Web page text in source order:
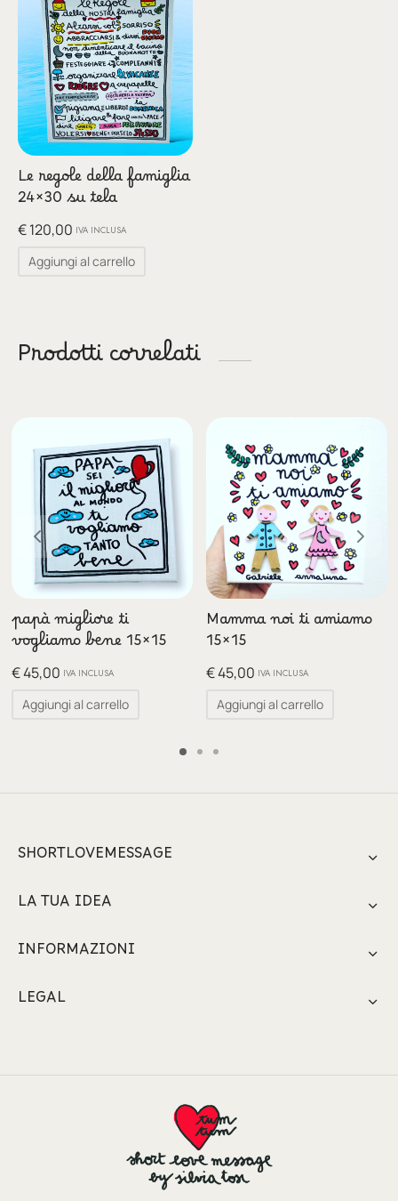
Le regole della famiglia
24×30 su tela
€120,00 IVA INCLUSA
Aggiungi al carrello
Prodotti correlati
papà migliore ti
vogliamo bene 15×15
€45,00 IVA INCLUSA
Aggiungi al carrello
Mamma noi ti amiamo
15×15
€45,00 IVA INCLUSA
Aggiungi al carrello
SHORTLOVEMESSAGE
LA TUA IDEA
INFORMAZIONI
LEGAL